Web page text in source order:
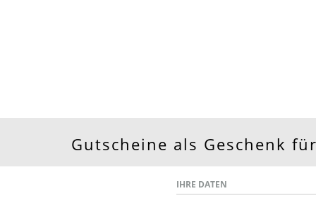
Gutscheine als Geschenk
IHRE DATEN